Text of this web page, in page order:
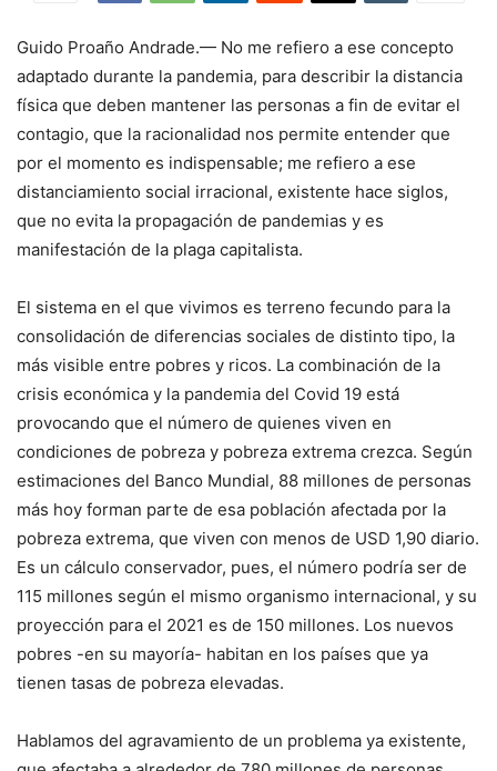
Guido Proaño Andrade.— No me refiero a ese concepto
adaptado durante la pandemia, para describir la distancia
física que deben mantener las personas a fin de evitar el
contagio, que la racionalidad nos permite entender que
por el momento es indispensable; me refiero a ese
distanciamiento social irracional, existente hace siglos,
que no evita la propagación de pandemias y es
manifestación de la plaga capitalista.
El sistema en el que vivimos es terreno fecundo para la
consolidación de diferencias sociales de distinto tipo, la
más visible entre pobres y ricos. La combinación de la
crisis económica y la pandemia del Covid 19 está
provocando que el número de quienes viven en
condiciones de pobreza y pobreza extrema crezca. Según
estimaciones del Banco Mundial, 88 millones de personas
más hoy forman parte de esa población afectada por la
pobreza extrema, que viven con menos de USD 1,90 diario.
Es un cálculo conservador, pues, el número podría ser de
115 millones según el mismo organismo internacional, y su
proyección para el 2021 es de 150 millones. Los nuevos
pobres -en su mayoría- habitan en los países que ya
tienen tasas de pobreza elevadas.
Hablamos del agravamiento de un problema ya existente,